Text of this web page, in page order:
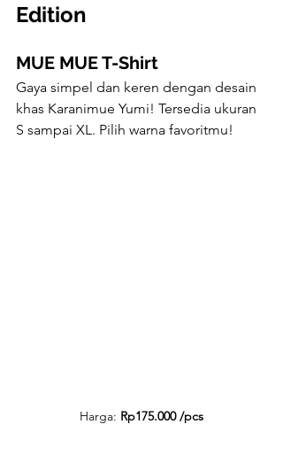
Edition
MUE MUE T-Shirt
Gaya simpel dan keren dengan desain
khas Karanimue Yumi! Tersedia ukuran
S sampai XL. Pilih warna favoritmu!
Harga: Rp175.000 /pcs